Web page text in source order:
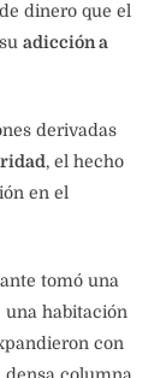
dinero que el
adicción a
derivadas
, el hecho
en el
tomó una
una habitación
con